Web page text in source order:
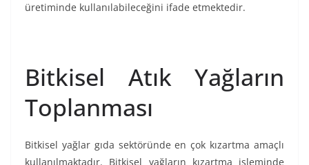
üretiminde kullanılabileceğini ifade etmektedir.
Bitkisel Atık Yağların
Toplanması
Bitkisel yağlar gıda sektöründe en çok kızartma amaçlı
kullanılmaktadır. Bitkisel yağların kızartma işleminde